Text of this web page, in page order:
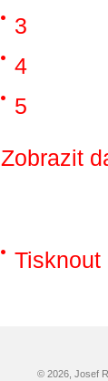
3
4
5
Zobrazit
Tisknout
© 2026, Josef